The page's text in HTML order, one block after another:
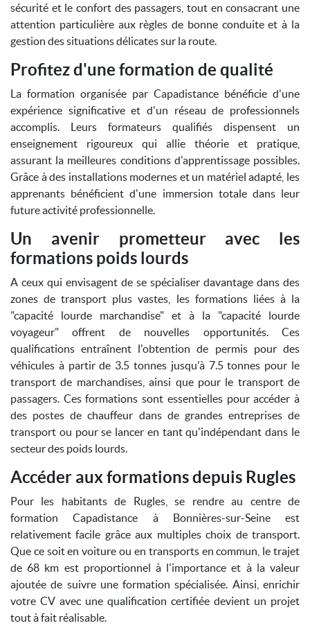
sécurité et le confort des passagers, tout en consacrant une
attention particulière aux règles de bonne conduite et à la
gestion des situations délicates sur la route.
Profitez d'une formation de qualité
La formation organisée par Capadistance bénéficie d'une
expérience significative et d'un réseau de professionnels
accomplis. Leurs formateurs qualifiés dispensent un
enseignement rigoureux qui allie théorie et pratique,
assurant la meilleures conditions d'apprentissage possibles.
Grâce à des installations modernes et un matériel adapté, les
apprenants bénéficient d'une immersion totale dans leur
future activité professionnelle.
Un avenir prometteur avec les
formations poids lourds
A ceux qui envisagent de se spécialiser davantage dans des
zones de transport plus vastes, les formations liées à la
"capacité lourde marchandise" et à la "capacité lourde
voyageur" offrent de nouvelles opportunités. Ces
qualifications entraînent l'obtention de permis pour des
véhicules à partir de 3.5 tonnes jusqu'à 7.5 tonnes pour le
transport de marchandises, ainsi que pour le transport de
passagers. Ces formations sont essentielles pour accéder à
des postes de chauffeur dans de grandes entreprises de
transport ou pour se lancer en tant qu'indépendant dans le
secteur des poids lourds.
Accéder aux formations depuis Rugles
Pour les habitants de Rugles, se rendre au centre de
formation Capadistance à Bonnières-sur-Seine est
relativement facile grâce aux multiples choix de transport.
Que ce soit en voiture ou en transports en commun, le trajet
de 68 km est proportionnel à l'importance et à la valeur
ajoutée de suivre une formation spécialisée. Ainsi, enrichir
votre CV avec une qualification certifiée devient un projet
tout à fait réalisable.